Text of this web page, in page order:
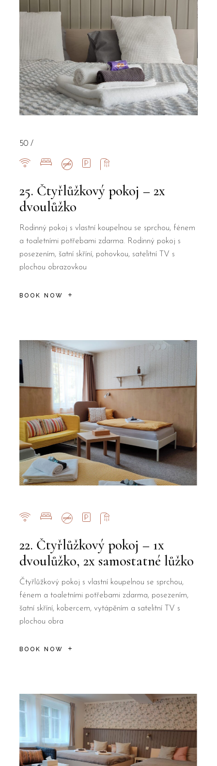
25. Čtyřlůžkový pokoj – 2x
dvoulůžko
Rodinný pokoj s vlastní koupelnou se sprchou, fénem
a toaletními potřebami zdarma. Rodinný pokoj s
posezením, šatní skříní, pohovkou, satelitní TV s
plochou obrazovkou
BOOK NOW
50
22. Čtyřlůžkový pokoj – 1x
dvoulůžko, 2x samostatné lůžko
Čtyřlůžkový pokoj s vlastní koupelnou se sprchou,
fénem a toaletními potřebami zdarma, posezením,
šatní skříní, kobercem, vytápěním a satelitní TV s
plochou obra
BOOK NOW